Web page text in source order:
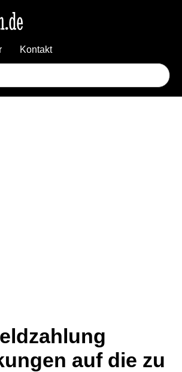
Kontakt
auf die zu